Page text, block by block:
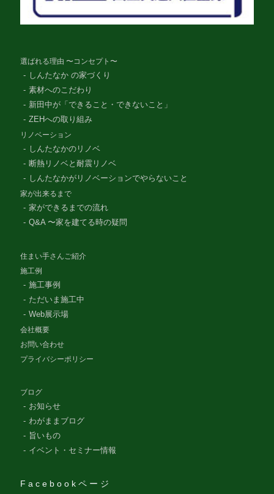
選ばれる理由 〜コンセプト〜
しんたなか の家づくり
素材へのこだわり
新田中が「できること・できないこと」
ZEHへの取り組み
リノベーション
しんたなかのリノベ
断熱リノベと耐震リノベ
しんたなかがリノベーションでやらないこと
家が出来るまで
家ができるまでの流れ
Q&A 〜家を建てる時の疑問
住まい手さんご紹介
施工例
施工事例
ただいま施工中
Web展示場
会社概要
お問い合わせ
プライバシーポリシー
ブログ
お知らせ
わがままブログ
旨いもの
イベント・セミナー情報
Facebookページ